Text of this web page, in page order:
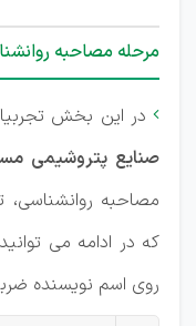
مرحله مصاحبه
 در این بخش
صنایع پتروشیمی
مصاحبه
که در ادامه می
روی اسم نویسنده